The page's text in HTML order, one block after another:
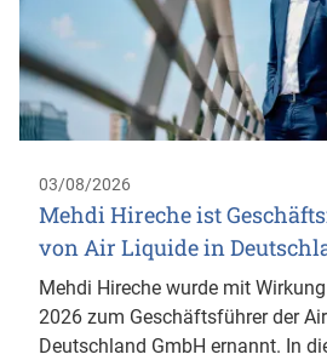
03/08/2026
Mehdi Hireche ist
von Air Liquide in
Mehdi Hireche wurde mit
2026 zum Geschäftsführer der
Deutschland GmbH ernannt. In